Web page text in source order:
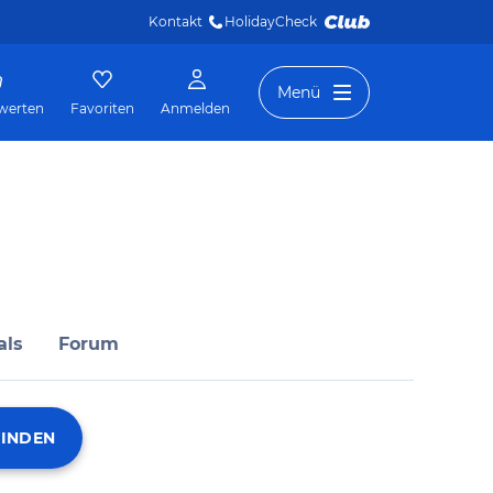
Kontakt HolidayCheck
Favoriten Anmelden
Menü
Forum